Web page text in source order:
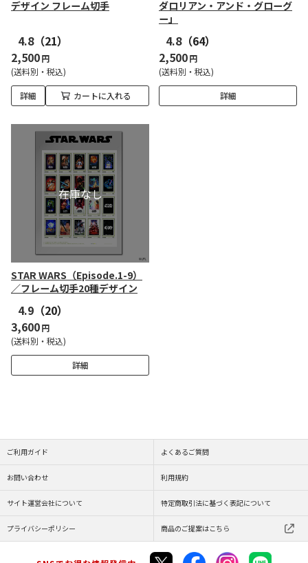
デザイン フレーム切手
4.8（21）
2,500円
(送料別・税込)
詳細 カートに入れる
ダロリアン・アンド・グローグ
ー」
4.8（64）
2,500円
(送料別・税込)
詳細
STAR WARS（Episode.1-9）
／フレーム切手20種デザイン
4.9 （20）
3,600円
(送料別・税込)
詳細
ご利用ガイド よくあるご質問
お問い合わせ 利用規約
サイト運営会社について 特定商取引法に基づく表記について
プライバシーポリシー 商品のご提案はこちら